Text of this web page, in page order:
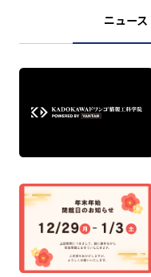
ニュース